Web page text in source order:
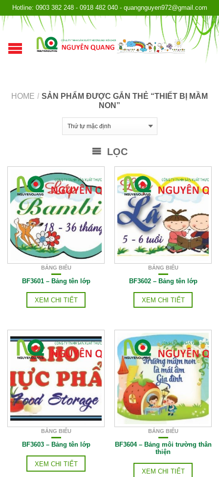
Hotline: 0903 382 248 - 0918 482 040 - quangnguyen972@gmail.com
HOME / SẢN PHẨM ĐƯỢC GẮN THẺ “THIẾT BỊ MẦM
NON”
LỌC
BẢNG BIỂU
BF3601 – Bảng tên lớp
XEM CHI TIẾT
BẢNG BIỂU
BF3602 – Bảng tên lớp
XEM CHI TIẾT
BẢNG BIỂU
BF3603 – Bảng tên lớp
XEM CHI TIẾT
BẢNG BIỂU
BF3604 – Bảng môi trường thân
thiện
XEM CHI TIẾT